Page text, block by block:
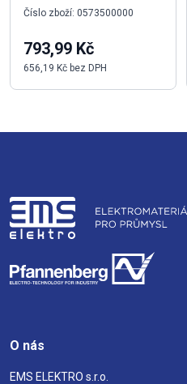
Číslo zboží: 0573500000
793,99 Kč
656,19 Kč bez DPH
O nás
EMS ELEKTRO s.r.o.